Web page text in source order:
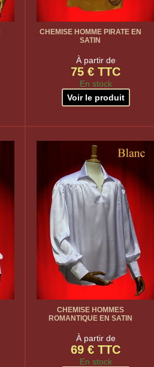
CHEMISE HOMME PIRATE EN
SATIN
À partir de
75 € TTC
En stock
Voir le produit
CHEMISE HOMMES
ROMANTIQUE EN SATIN
À partir de
69 € TTC
En stock